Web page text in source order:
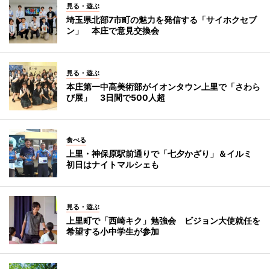
見る・遊ぶ
埼玉県北部7市町の魅力を発信する「サイホクセブ
ン」 本庄で意見交換会
見る・遊ぶ
本庄第一中高美術部がイオンタウン上里で「さわら
び展」 3日間で500人超
食べる
上里・神保原駅前通りで「七夕かざり」＆イルミ
初日はナイトマルシェも
見る・遊ぶ
上里町で「西崎キク」勉強会 ビジョン大使就任を
希望する小中学生が参加